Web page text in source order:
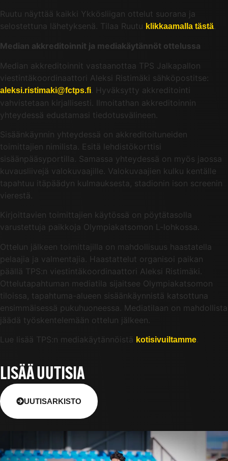
Ruutu näyttää kaikki Ykkösliigan ottelut suorana ja
selostettuna lähetyksenä. Tilaa Ruutu klikkaamalla tästä.
Median akkreditoinnit ja mediakäytännöt ottelussa
Median akkreditoinnit vastaanottaa TPS Jalkapallon
viestintäkoordinaattori Aleksi Ristimäki sähköpostitse:
aleksi.ristimaki@fctps.fi . Hyväksytty akkreditointi
vahvistetaan kirjallisesti. Ilmoitathan akkreditoinnin
yhteydessä edustamasi tiedotusvälineen.
Sisäänkäynnin yhteydessä on akkreditoituneiden
toimittajien nimilista. Esitä lehdistökorttisi
sisäänpääsyportilla. Samassa yhteydessä on myös jaossa
kuvausliivejä valokuvaajille. Valokuvaajien kulku kentälle
tapahtuu itäpäädyn kulmauksesta, stadionin ison screenin
vierestä.
Kirjoittavien toimittajien käytössä on pöytätasolla
varustettuja paikkoja Olympiakatsomon L-lohkossa.
Ottelun jälkeen toimittajilla on mahdollisuus haastatella
pelaajia ja valmentajia. Haastattelut organisoi paikan
päällä TPS:n viestintäkoordinaattori Aleksi Ristimäki.
Ottelutapahtuman mediatila sijaitsee Olympiakatsomon
tiloissa, tapahtuma-alueen sisäänkäynnistä katsottuna
ensimmäisessä pukuhuoneessa. Mediatilaan on mahdollista
jäädä työskentelemään ottelun jälkeen.
Lue lisää TPS:n mediakäytännöistä kotisivuiltamme.
LISÄÄ UUTISIA
UUTISARKISTO